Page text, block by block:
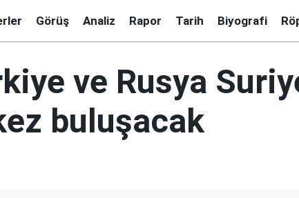
Görüş Analiz Rapor Tarih Biyografi
ve Rusya
buluşacak